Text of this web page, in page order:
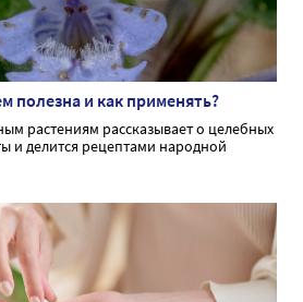
полезна и как применять?
растениям рассказывает о целебных
и делится рецептами народной